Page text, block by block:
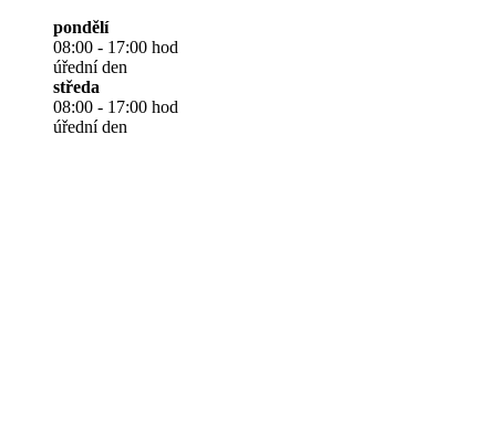
pondělí
08:00 - 17:00 hod
úřední den
středa
08:00 - 17:00 hod
úřední den